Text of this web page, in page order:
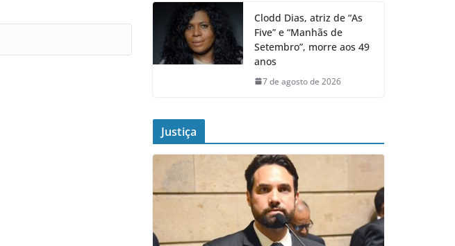
Clodd Dias, atriz de “As
Five” e “Manhãs de
Setembro”, morre aos 49
anos
7 de agosto de 2026
Justiça